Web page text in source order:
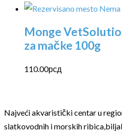
Nema
Monge
za mačke 100g
110.00рсд
Najveći akvaristički centar u
slatkovodnih i morskih